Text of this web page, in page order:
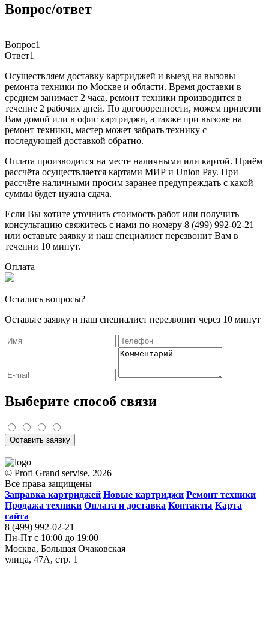
Вопрос/ответ
Вопрос1
Ответ1
Осуществляем доставку картриджей и выезд на вызовы
ремонта техники по Москве и области. Время доставки в
среднем занимает 2 часа, ремонт техники производится в
течение 2 рабочих дней. По договоренности, можем привезти
Вам домой или в офис картриджи, а также при вызове на
ремонт техники, мастер может забрать технику с
последующей доставкой обратно.
Оплата производится на месте наличными или картой. Приём
рассчёта осуществляется картами МИР и Union Pay. При
рассчёте наличными просим заранее предупреждать с какой
суммы будет нужна сдача.
Если Вы хотите уточнить стоимость работ или получить
консультацию свяжитесь с нами по номеру 8 (499) 992-02-21
или оставьте заявку и наш специалист перезвонит Вам в
течении 10 минут.
Оплата
Остались вопросы?
Оставьте заявку и наш специалист перезвонит через 10 минут
Выберите способ связи
Оставить заявку
© Profi Grand servise, 2026
Все права защищены
Заправка картриджей Новые картриджи Ремонт техники
Продажа техники Оплата и доставка Контакты Карта
сайта
8 (499) 992-02-21
Пн-Пт с 10:00 до 19:00
Москва, Большая Очаковская
улица, 47А, стр. 1